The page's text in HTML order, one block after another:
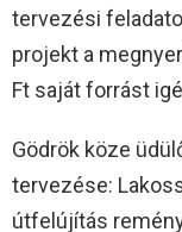
tervezési
projekt a
Ft saját forrást
Gödrök köze
tervezése:
útfelújítás